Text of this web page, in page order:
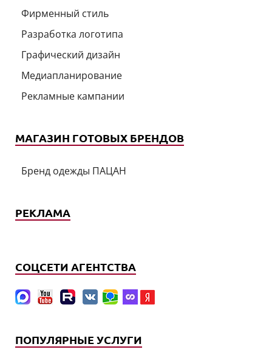
Фирменный стиль
Разработка логотипа
Графический дизайн
Медиапланирование
Рекламные кампании
МАГАЗИН ГОТОВЫХ БРЕНДОВ
Бренд одежды ПАЦАН
РЕКЛАМА
СОЦСЕТИ АГЕНТСТВА
ПОПУЛЯРНЫЕ УСЛУГИ